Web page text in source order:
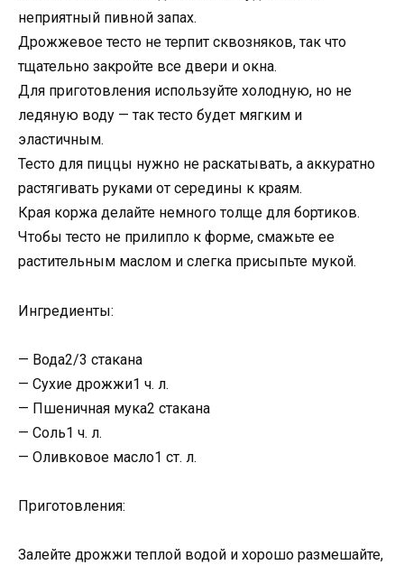
неприятный пивной запах.
Дрожжевое тесто не терпит сквозняков, так что
тщательно закройте все двери и окна.
Для приготовления используйте холодную, но не
ледяную воду — так тесто будет мягким и
эластичным.
Тесто для пиццы нужно не раскатывать, а аккуратно
растягивать руками от середины к краям.
Края коржа делайте немного толще для бортиков.
Чтобы тесто не прилипло к форме, смажьте ее
растительным маслом и слегка присыпьте мукой.
Ингредиенты:
— Вода2/3 стакана
— Сухие дрожжи1 ч. л.
— Пшеничная мука2 стакана
— Соль1 ч. л.
— Оливковое масло1 ст. л.
Приготовления:
Залейте дрожжи теплой водой и хорошо размешайте,